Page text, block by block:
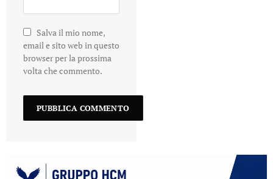
Salva il mio nome,
email e sito web in questo
browser per la prossima
volta che commento.